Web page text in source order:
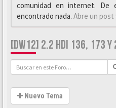
comunidad en internet. De
encontrado nada. Abre un post
[DW12] 2.2 HDI 136, 173 Y
Nuevo Tema